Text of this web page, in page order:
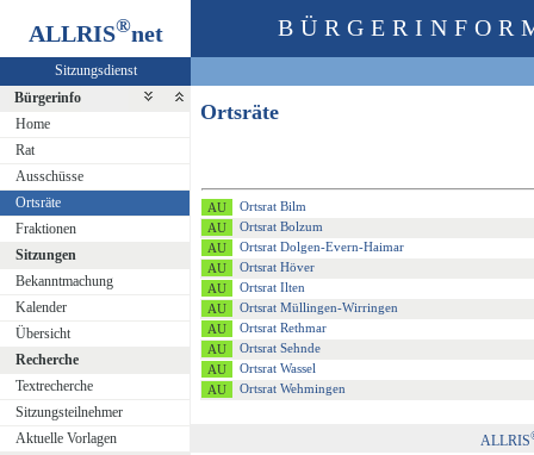
ALLRIS®net
Sitzungsdienst
Bürgerinfo
Home
Rat
Ausschüsse
Ortsräte
Fraktionen
Sitzungen
Bekanntmachung
Kalender
Übersicht
Recherche
Textrecherche
Sitzungsteilnehmer
Aktuelle Vorlagen
Ortsräte
Ortsrat Bilm
Ortsrat Bolzum
Ortsrat Dolgen-Evern-Haimar
Ortsrat Höver
Ortsrat Ilten
Ortsrat Müllingen-Wirringen
Ortsrat Rethmar
Ortsrat Sehnde
Ortsrat Wassel
Ortsrat Wehmingen
ALLRIS